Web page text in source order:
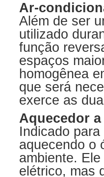
Ar-
Além de ser
utilizado
função
espaços
homogênea
que será
exerce as
Aquecedor
Indicado
aquecendo o
ambiente.
elétrico, mas